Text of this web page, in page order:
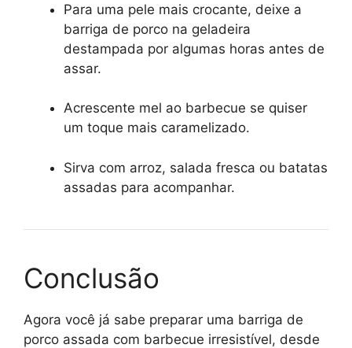
Para uma pele mais crocante, deixe a
barriga de porco na geladeira
destampada por algumas horas antes de
assar.
Acrescente mel ao barbecue se quiser
um toque mais caramelizado.
Sirva com arroz, salada fresca ou batatas
assadas para acompanhar.
Conclusão
Agora você já sabe preparar uma barriga de
porco assada com barbecue irresistível, desde